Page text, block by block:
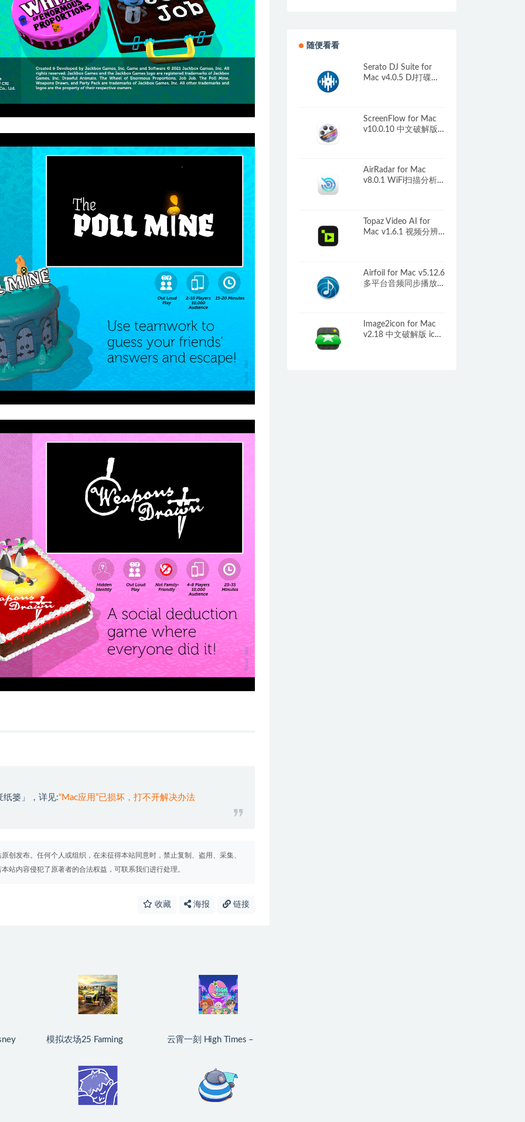
纸篓」，详见:“Mac应用”已损坏，打不开解决办法
创发布。任何个人或组织，在未征得本站同意时，禁止复制、盗用、采集、
站内容侵犯了原著者的合法权益，可联系我们进行处理。
收藏 海报 链接
模拟农场25 Farming
云霄一刻 High Times –
随便看看
Serato DJ Suite for
Mac v4.0.5 DJ打碟软
ScreenFlow for Mac
v10.0.10 中文破解版
AirRadar for Mac
v8.0.1 WiFi扫描分析
Topaz Video AI for
Mac v1.6.1 视频分辨
Airfoil for Mac v5.12.6
多平台音频同步播放
Image2icon for Mac
v2.18 中文破解版 icns